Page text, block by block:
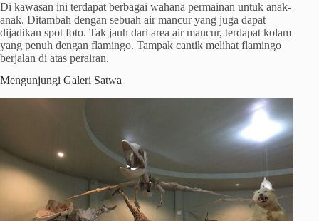
Di kawasan ini terdapat berbagai wahana permainan untuk anak-
anak. Ditambah dengan sebuah air mancur yang juga dapat
dijadikan spot foto. Tak jauh dari area air mancur, terdapat kolam
yang penuh dengan flamingo. Tampak cantik melihat flamingo
berjalan di atas perairan.
Mengunjungi Galeri Satwa